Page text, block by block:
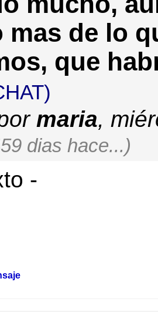
mas de lo
que
maria,
dias hace...)
-